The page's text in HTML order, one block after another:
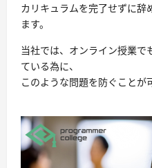
カリキュラムを完了せずに辞
ます。
当社では、オンライン授業で
ている為に、
このような問題を防ぐことが